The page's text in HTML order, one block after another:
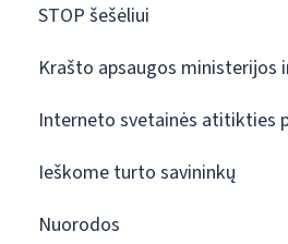
STOP šešėliui
Krašto apsaugos ministerijos
Interneto svetainės atitikties
Ieškome turto savininkų
Nuorodos